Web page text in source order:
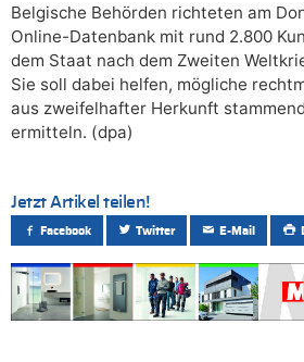
Belgische Behörden richteten am
Online-Datenbank mit rund 2.800
dem Staat nach dem Zweiten
Sie soll dabei helfen, mögliche
aus zweifelhafter Herkunft
ermitteln. (dpa)
Jetzt Artikel teilen!
Facebook Twitter E-Mail